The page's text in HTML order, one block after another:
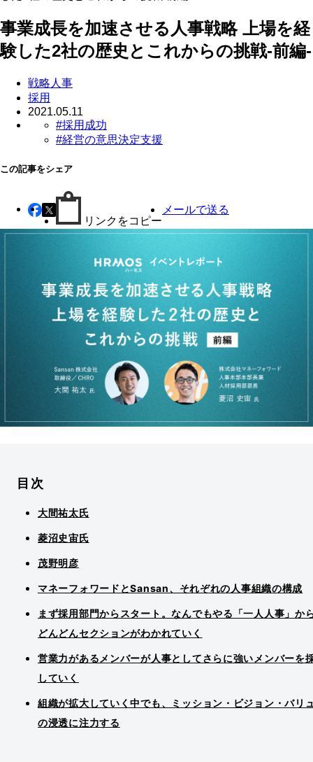
事業成長を加速させる人事戦略 上場を経
験した2社の歴史とこれからの挑戦-前編-
戦略人事
採用
2021.05.11
#採用成功
#経営の意思決定支援
この記事をシェア
リンクをコピー
メールで送る
目次
大間祐太氏
菱沼史宙氏
茂野明彦
マネーフォワードとSansan、それぞれの人事組織の構成
まず採用部門からスタート。なんでもやる「一人人事」か
どんどんセクションがわかれていく
営業力があるメンバーが人事としてさらに強いメンバーを
していく
組織が拡大していく中でも、ミッション・ビジョン・バリ
の浸透に注力する